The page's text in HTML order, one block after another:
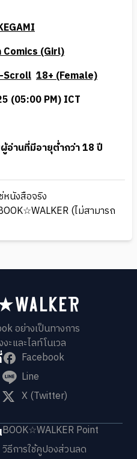
Comics (Girl)
Scroll 18+ (Female)
(05:00 PM) ICT
ผู้อ่านที่มีอายุต่ำกว่า 18 ปี
หนังสือจริง
(ไม่สามารถ
อย่างเป็นทางการ
และไลท์โนเวล
Facebook
Line
X (Twitter)
BOOK☆WALKER Point
วิธีการใช้คูปองส่วนลด